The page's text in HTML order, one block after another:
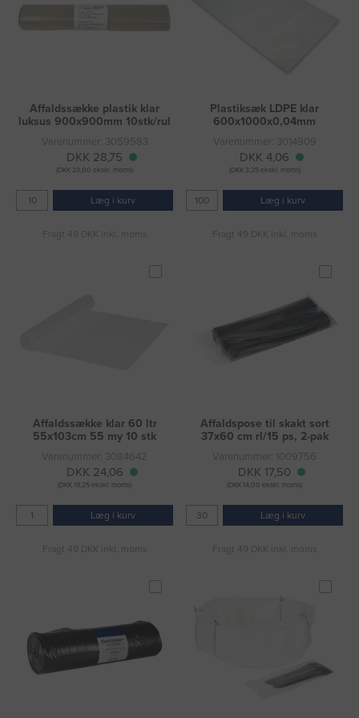
Affaldssække plastik klar
luksus 900x900mm 10stk/rul
Varenummer: 3059583
DKK 28,75
(DKK 23,00 ekskl. moms)
Læg i kurv
Fragt 49 DKK inkl. moms
Plastiksæk LDPE klar
600x1000x0,04mm
Varenummer: 3014909
DKK 4,06
(DKK 3,25 ekskl. moms)
Læg i kurv
Fragt 49 DKK inkl. moms
Affaldssække klar 60 ltr
55x103cm 55 my 10 stk
Varenummer: 3084642
DKK 24,06
(DKK 19,25 ekskl. moms)
Læg i kurv
Fragt 49 DKK inkl. moms
Affaldspose til skakt sort
37x60 cm rl/15 ps, 2-pak
Varenummer: 1009756
DKK 17,50
(DKK 14,00 ekskl. moms)
Læg i kurv
Fragt 49 DKK inkl. moms